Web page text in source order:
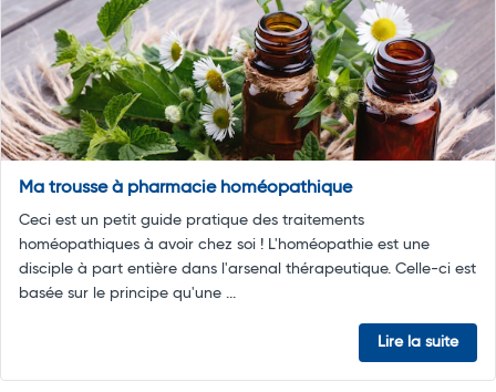
Ma trousse à pharmacie homéopathique
Ceci est un petit guide pratique des traitements
homéopathiques à avoir chez soi ! L'homéopathie est une
disciple à part entière dans l'arsenal thérapeutique. Celle-ci est
basée sur le principe qu'une ...
Lire la suite